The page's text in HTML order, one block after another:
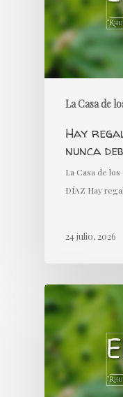
La Casa de
Hay
nunca
La Casa de
DÍAZ Hay
24 julio, 2026